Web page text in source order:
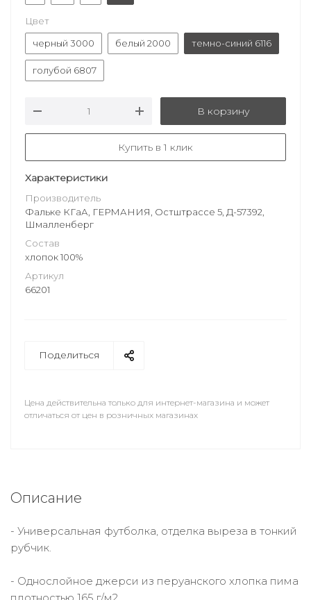
Цвет
черный 3000
белый 2000 темно-синий 6116
голубой 6807
В корзину
Купить в 1 клик
Характеристики
Производитель
Фальке КГаА, ГЕРМАНИЯ, Остштрассе 5, Д-57392,
Шмалленберг
Состав
хлопок 100%
Артикул
66201
Поделиться
Цена действительна только для интернет-магазина и может
отличаться от цен в розничных магазинах
Описание
- Универсальная футболка, отделка выреза в тонкий
рубчик.
- Однослойное джерси из перуанского хлопка пима